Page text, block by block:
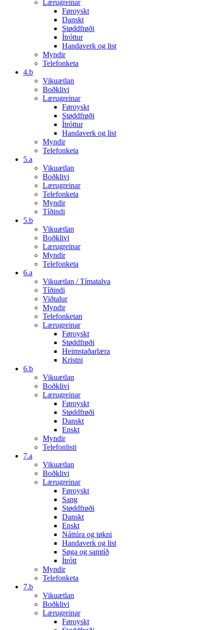
Lærugreinar
Føroyskt
Danskt
Støddfrøði
Ítróttur
Handaverk og list
Myndir
Telefonketa
4.b
Vikuætlan
Boðklivi
Lærugreinar
Føroyskt
Støddfrøði
Ítróttur
Handaverk og list
Myndir
Telefonketa
5.a
Vikuætlan
Boðklivi
Lærugreinar
Telefonketa
Myndir
Tíðindi
5.b
Vikuætlan
Boðklivi
Lærugreinar
Myndir
Telefonketa
6.a
Vikuætlan / Tímatalva
Tíðindi
Viðtalur
Myndir
Telefonketan
Lærugreinar
Føroyskt
Støddfrøði
Heimstaðarlæra
Kristni
6.b
Vikuætlan
Boðklivi
Lærugreinar
Føroyskt
Støddfrøði
Danskt
Enskt
Myndir
Telefonlisti
7.a
Vikuætlan
Boðklivi
Lærugreinar
Føroyskt
Sang
Støddfrøði
Danskt
Enskt
Náttúra og tøkni
Handaverk og list
Søga og samtíð
Ítrótt
Myndir
Telefonketa
7.b
Vikuætlan
Boðklivi
Lærugreinar
Føroyskt